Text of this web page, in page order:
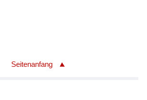
Seitenanfang